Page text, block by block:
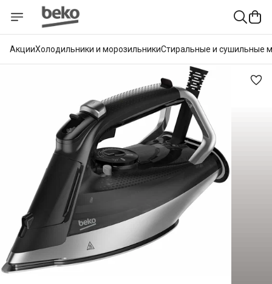
АкцииХолодильники и морозильникиСтиральные и сушильные